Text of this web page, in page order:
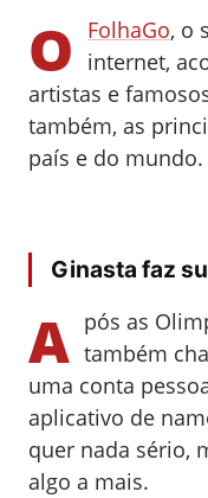
O FolhaGo, o
internet,
artistas e
também, as
país e do mundo.
Ginasta faz
A pós as
também
uma conta
aplicativo de
quer nada sério,
algo a mais.